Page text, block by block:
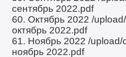
сентябрь 2022.pdf
60. Октябрь 2022/
октябрь 2022.pdf
61. Ноябрь 2022/
ноябрь 2022.pdf